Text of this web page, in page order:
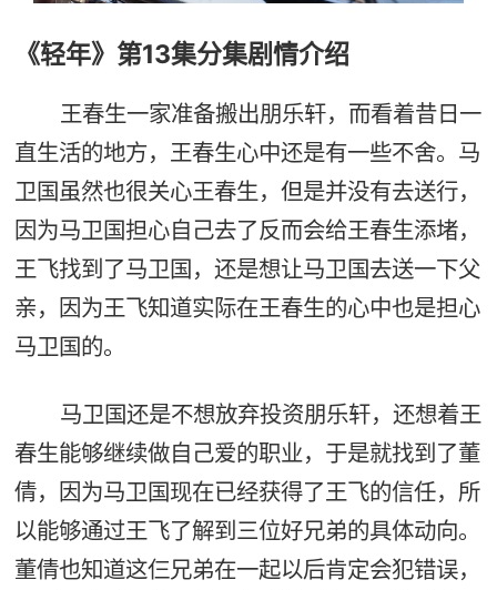
《轻年》第13集分集剧情介绍
王春生一家准备搬出朋乐轩，而看着昔日一
直生活的地方，王春生心中还是有一些不舍。马
卫国虽然也很关心王春生，但是并没有去送行，
因为马卫国担心自己去了反而会给王春生添堵，
王飞找到了马卫国，还是想让马卫国去送一下父
亲，因为王飞知道实际在王春生的心中也是担心
马卫国的。
马卫国还是不想放弃投资朋乐轩，还想着王
春生能够继续做自己爱的职业，于是就找到了董
倩，因为马卫国现在已经获得了王飞的信任，所
以能够通过王飞了解到三位好兄弟的具体动向。
董倩也知道这仨兄弟在一起以后肯定会犯错误，